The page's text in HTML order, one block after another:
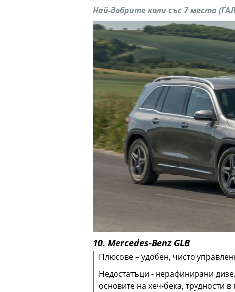
Най-добрите коли със 7 места
10. Mercedes-Benz GLB
Плюсове – удобен, чисто
Недостатъци - нерафинирани
основите на хеч-бека, трудности